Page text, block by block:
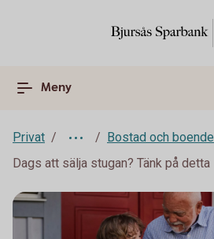
Meny
Privat
Bostad och boende
Dags att sälja stugan? Tänk på detta